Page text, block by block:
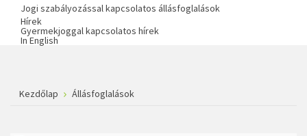
Jogi szabályozással kapcsolatos állásfoglalások
Hírek
Gyermekjoggal kapcsolatos hírek
In English
Kezdőlap Állásfoglalások